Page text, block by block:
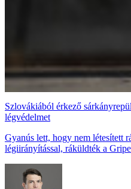
Szlovákiából érkező
légvédelmet
Gyanús lett, hogy nem létesített
légiirányítással, ráküldték a